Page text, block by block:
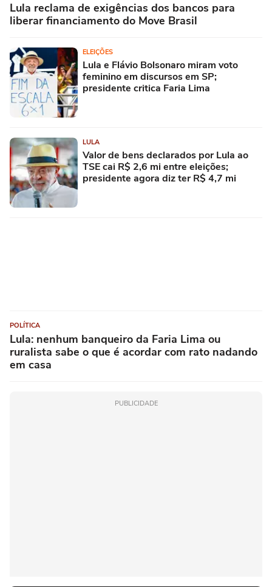
Lula reclama de exigências dos bancos para
liberar financiamento do Move Brasil
ELEIÇÕES
Lula e Flávio Bolsonaro miram voto
feminino em discursos em SP;
presidente critica Faria Lima
LULA
Valor de bens declarados por Lula ao
TSE cai R$ 2,6 mi entre eleições;
presidente agora diz ter R$ 4,7 mi
POLÍTICA
Lula: nenhum banqueiro da Faria Lima ou
ruralista sabe o que é acordar com rato nadando
em casa
PUBLICIDADE